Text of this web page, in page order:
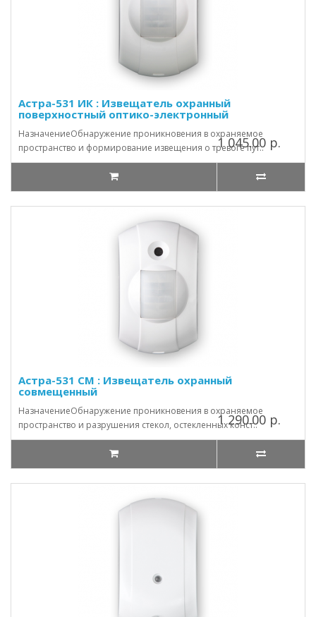
Астра-531 ИК : Извещатель охранный
поверхностный оптико-электронный
НазначениеОбнаружение проникновения в охраняемое
пространство и формирование извещения о тревоге пут..
1 045.00 р.
Астра-531 СМ : Извещатель охранный
совмещенный
НазначениеОбнаружение проникновения в охраняемое
пространство и разрушения стекол, остекленных конст..
1 290.00 р.